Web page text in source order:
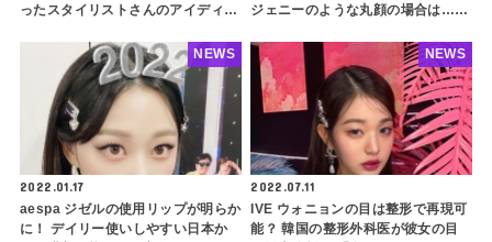
ったスタイリストさんのアイディア
ジェニーのような丸顔の場合は…？
を完全カバー！ 韓国ヘアの定番を
さらに似合わせちゃおう
2022.01.17
aespa ジゼルの使用リップが明らか
に！ デイリー使いしやすい日本か
NEWS
2022.07.11
IVE ウォニョンの目は整形で再現可
能？ 韓国の整形外科医が彼女の目
NEWS